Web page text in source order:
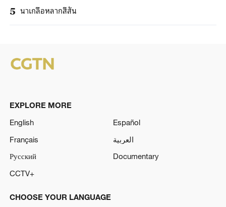
5 นาเกลือหลากสีสัน
EXPLORE MORE
English
Español
Français
العربية
Русский
Documentary
CCTV+
CHOOSE YOUR LANGUAGE